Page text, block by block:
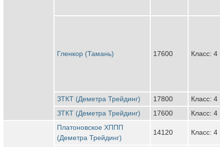
Гленкор (Тамань) 17600 Класс: 4
ЗТКТ (Деметра Трейдинг) 17800
Класс: 4
ЗТКТ (Деметра Трейдинг)
17600 Класс: 4
Платоновское ХППП
(Деметра Трейдинг)
14120 Класс: 4